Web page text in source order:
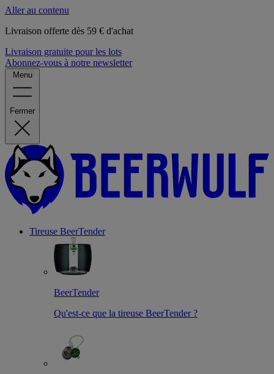
Aller au contenu
Livraison offerte dès 59 € d'achat
Livraison gratuite pour les lots
Abonnez-vous à notre newsletter
Menu
Fermer
Tireuse BeerTender
BeerTender
Qu'est-ce que la tireuse BeerTender ?